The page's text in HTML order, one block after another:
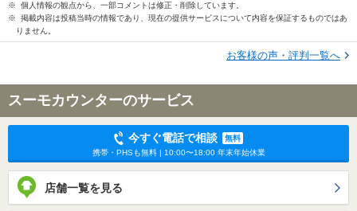
※ 個人情報の観点から、一部コメントは修正・削除しています。
※ 掲載内容は投稿当時の情報であり、現在の提供サービスについて内容を保証するものではあ
りません。
お客様の声・評判一覧へ
スーモカウンターのサービス
今すぐ電話で相談
無料
携帯・PHSも無料 | 10:00〜18:00 年末年始休業
店舗一覧を見る